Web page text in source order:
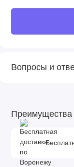
Вопросы и
Преимущества